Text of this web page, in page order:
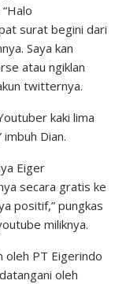
surat begini dari
Saya kan
atau ngiklan
twitternya.
kaki lima
Dian.
Eiger
secara gratis ke
positif,” pungkas
miliknya.
oleh PT Eigerindo
oleh